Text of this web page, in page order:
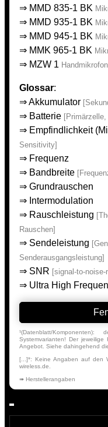
⇒ MMD 835-1 BK
⇒ MMD 935-1 BK
⇒ MMD 945-1 BK
⇒ MMK 965-1 BK
⇒ MZW 1
Glossar:
⇒Akkumulator
⇒ Batterie
⇒ Empfindlichkeit
Sensitivity]
⇒ Frequenz
⇒ Bandbreite
⇒ Grundrauschen
⇒ Intermodulation
⇒ Rauschleistung
Rauschen]
⇒ Sendeleistung
Senderausgangsleistung]
⇒ SNR [signal-to-noise-
⇒ Ultra High
¹(Datenblatt/
Systemvarianten! Der
Angebot. Siehe dahingehend
[...]*: Keine Angaben auf den
wireless.de.
➠ Herstellerangaben